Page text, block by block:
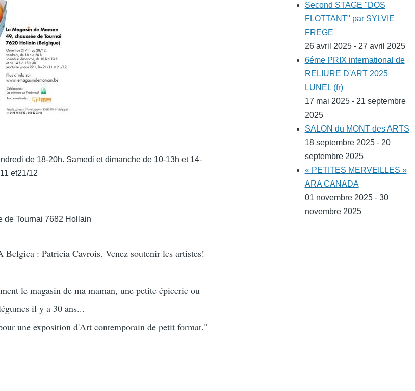
de 18-20h. Samedi et dimanche de 10-13h et 14-
et21/12
de Tournai 7682 Hollain
: Patricia Cavrois. Venez soutenir les artistes!
le magasin de ma maman, une petite épicerie ou
il y a 30 ans...
une exposition d'Art contemporain de petit format."
Second STAGE "DOS
FLOTTANT" par SYLVIE
FREGE
26 avril 2025 - 27 avril 2025
6éme PRIX international de
RELIURE D'ART 2025
LUNEL (fr)
17 mai 2025 - 21 septembre
2025
SALON du MONT des ARTS
18 septembre 2025 - 20
septembre 2025
« PETITES MERVEILLES »
ARA CANADA
01 novembre 2025 - 30
novembre 2025